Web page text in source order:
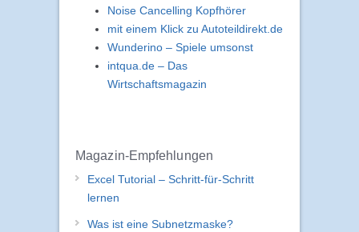
Noise Cancelling Kopfhörer
mit einem Klick zu Autoteildirekt.de
Wunderino – Spiele umsonst
intqua.de – Das
Wirtschaftsmagazin
Magazin-Empfehlungen
Excel Tutorial – Schritt-für-Schritt
lernen
Was ist eine Subnetzmaske?